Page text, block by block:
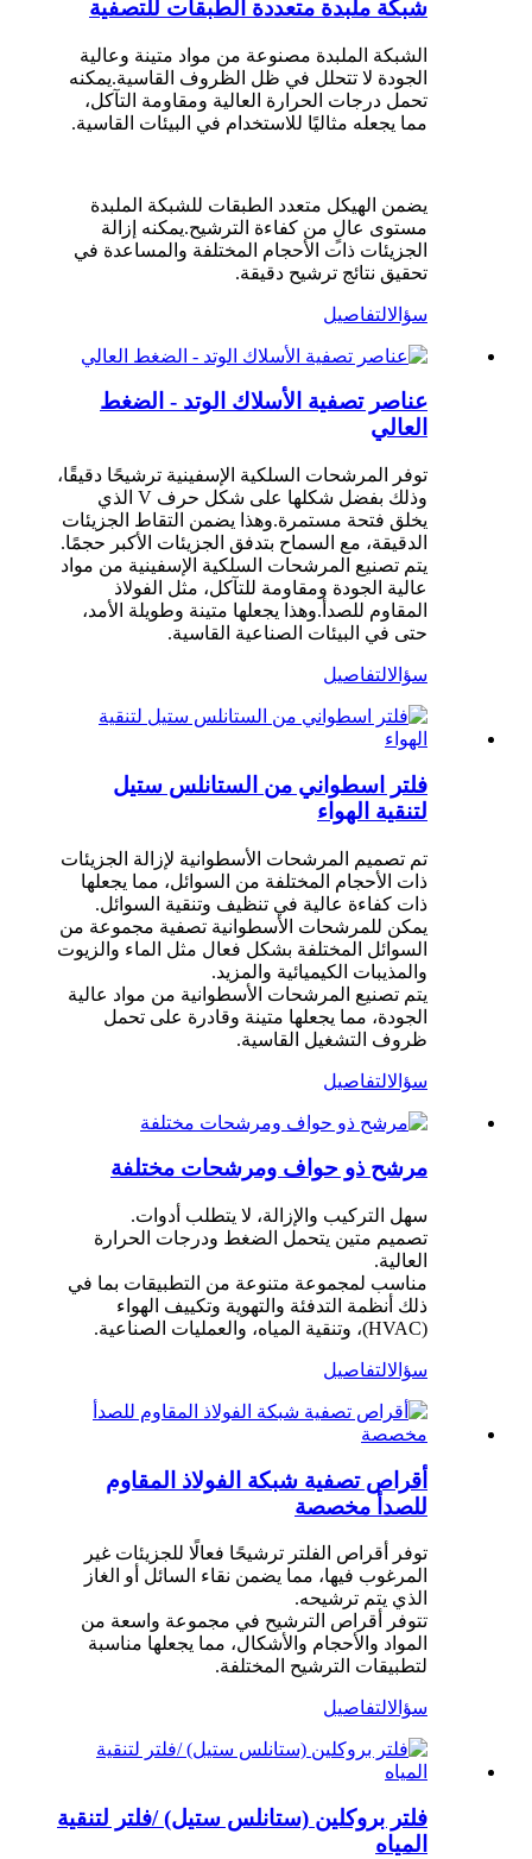
شبكة ملبدة متعددة الطبقات للتصفية
الشبكة الملبدة مصنوعة من مواد متينة وعالية
الجودة لا تتحلل في ظل الظروف القاسية.يمكنه
تحمل درجات الحرارة العالية ومقاومة التآكل،
مما يجعله مثاليًا للاستخدام في البيئات القاسية.
يضمن الهيكل متعدد الطبقات للشبكة الملبدة
مستوى عالٍ من كفاءة الترشيح.يمكنه إزالة
الجزيئات ذات الأحجام المختلفة والمساعدة في
تحقيق نتائج ترشيح دقيقة.
سؤالالتفاصيل
عناصر تصفية الأسلاك الوتد - الضغط
العالي
توفر المرشحات السلكية الإسفينية ترشيحًا دقيقًا،
وذلك بفضل شكلها على شكل حرف V الذي
يخلق فتحة مستمرة.وهذا يضمن التقاط الجزيئات
الدقيقة، مع السماح بتدفق الجزيئات الأكبر حجمًا.
يتم تصنيع المرشحات السلكية الإسفينية من مواد
عالية الجودة ومقاومة للتآكل، مثل الفولاذ
المقاوم للصدأ.وهذا يجعلها متينة وطويلة الأمد،
حتى في البيئات الصناعية القاسية.
سؤالالتفاصيل
فلتر اسطواني من الستانلس ستيل
لتنقية الهواء
تم تصميم المرشحات الأسطوانية لإزالة الجزيئات
ذات الأحجام المختلفة من السوائل، مما يجعلها
ذات كفاءة عالية في تنظيف وتنقية السوائل.
يمكن للمرشحات الأسطوانية تصفية مجموعة من
السوائل المختلفة بشكل فعال مثل الماء والزيوت
والمذيبات الكيميائية والمزيد.
يتم تصنيع المرشحات الأسطوانية من مواد عالية
الجودة، مما يجعلها متينة وقادرة على تحمل
ظروف التشغيل القاسية.
سؤالالتفاصيل
مرشح ذو حواف ومرشحات مختلفة
سهل التركيب والإزالة، لا يتطلب أدوات.
تصميم متين يتحمل الضغط ودرجات الحرارة
العالية.
مناسب لمجموعة متنوعة من التطبيقات بما في
ذلك أنظمة التدفئة والتهوية وتكييف الهواء
(HVAC)، وتنقية المياه، والعمليات الصناعية.
سؤالالتفاصيل
أقراص تصفية شبكة الفولاذ المقاوم
للصدأ مخصصة
توفر أقراص الفلتر ترشيحًا فعالًا للجزيئات غير
المرغوب فيها، مما يضمن نقاء السائل أو الغاز
الذي يتم ترشيحه.
تتوفر أقراص الترشيح في مجموعة واسعة من
المواد والأحجام والأشكال، مما يجعلها مناسبة
لتطبيقات الترشيح المختلفة.
سؤالالتفاصيل
فلتر بروكلين (ستانلس ستيل) /فلتر لتنقية
المياه